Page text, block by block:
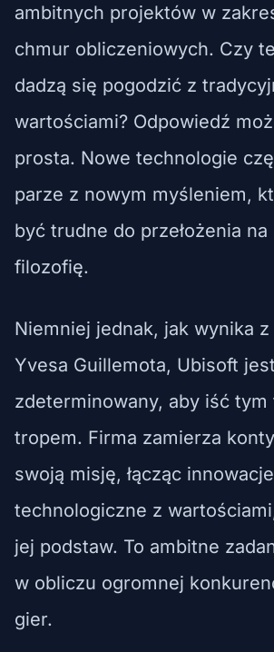
ambitnych projektów w
chmur obliczeniowych. Czy
dadzą się pogodzić z
wartościami? Odpowiedź
prosta. Nowe technologie
parze z nowym myśleniem,
być trudne do przełożenia na
filozofię.
Niemniej jednak, jak wynika
Yvesa Guillemota, Ubisoft jest
zdeterminowany, aby iść tym
tropem. Firma zamierza
swoją misję, łącząc innowacje
technologiczne z
jej podstaw. To ambitne
w obliczu ogromnej
gier.